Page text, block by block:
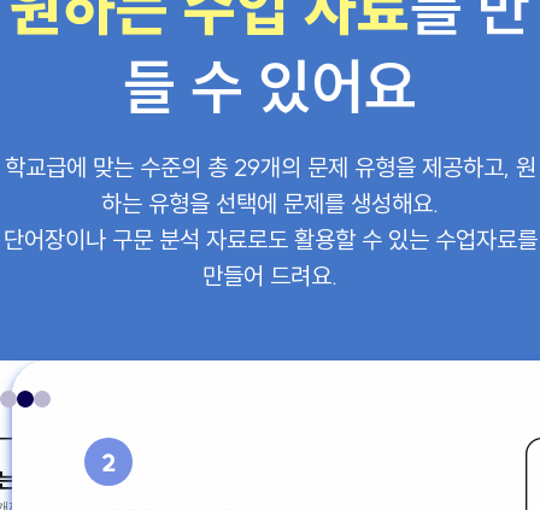
들 수 있어요
학교급에 맞는 수준의 총 29개의 문제 유형을 제공하고, 원
하는 유형을 선택에 문제를 생성해요.
단어장이나 구문 분석 자료로도 활용할 수 있는 수업자료를
만들어 드려요.